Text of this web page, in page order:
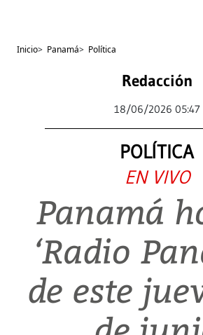
Inicio> Panamá> Política
Redacción
18/06/2026 05:47
POLÍTICA
EN VIVO
Panamá
‘Radio
de este